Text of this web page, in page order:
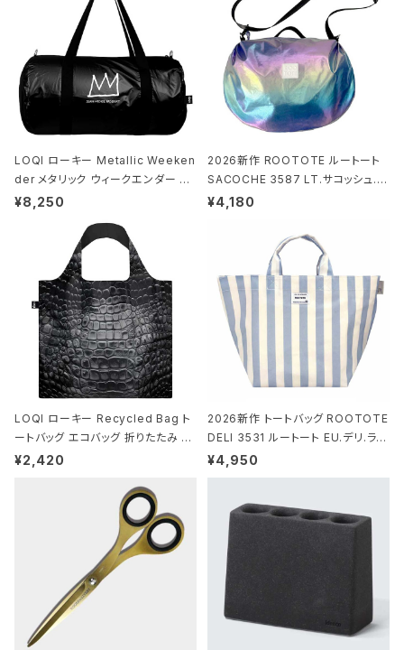
LOQI ローキー Metallic Weeken
der メタリック ウィークエンダー ボ
ストンバッグ ショルダーバッグ JEAN
ck ジャン=ミッシェル・バスキア/クラ
ウン ブラック
¥8,250
2026新作 ROOTOTE ルートート
SACOCHE 3587 LT.サコッシュ.ル
ミエ-B ショルダーバッグ グロスネイ
¥4,180
LOQI ローキー Recycled Bag ト
ートバッグ エコバッグ 折りたたみ 大
きめ 撥水加工 収納ポーチ CROCO
¥2,420
2026新作 トートバッグ ROOTOTE
DELI 3531 ルートート EU.デリ.ラミ
ネート-W サックス・ホワイト
¥4,950